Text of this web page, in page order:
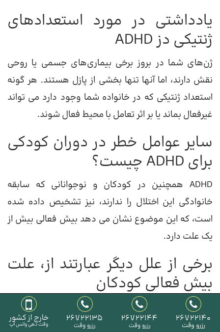
26722140
رزرو وقت
26722144
رزرو وقت
26722135
رزرو وقت
خارج از کشور
وقت دهی واتس آپ
یادداشتی در مورد استعدادهای
ژنتیکی دز ADHD
ژن‌های شما در بروز برخی بیماری‌های جسمی یا روحی
نقش دارند، اما آنها تنها بخشی از پازل هستند. هر گونه
استعداد ژنتیکی که در خانواده شما وجود دارد می تواند
غیرفعال بماند یا بر اثر تعامل با محیط فعال شوند.
سایر عوامل خطر در دوران کودکی
برای ADHD چیست؟
ADHD همچنین در کودکان و نوجوانانی که سابقه
خانوادگی این اختلال را ندارند، نیز تشخیص داده شده
است، که این موضوع نشان می دهد بیش فعالی بیش از
یک علت دارد.
برخی از علل دیگر عبارتند از، علت
بیش فعالی کودکان
قرار گرفتن در معرض سموم محیطی
تحقیقات نشان می دهد که قرار گرفتن در معرض سموم